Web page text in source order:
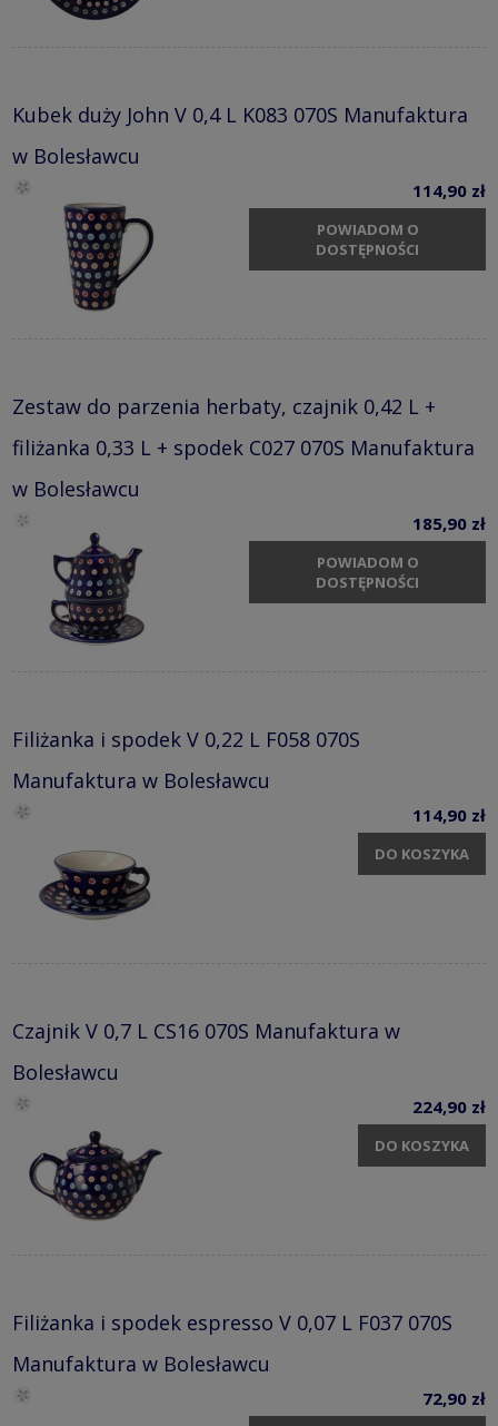
Kubek duży John V 0,4 L K083 070S Manufaktura
w Bolesławcu
114,90 zł
POWIADOM O
DOSTĘPNOŚCI
Zestaw do parzenia herbaty, czajnik 0,42 L +
filiżanka 0,33 L + spodek C027 070S Manufaktura
w Bolesławcu
185,90 zł
POWIADOM O
DOSTĘPNOŚCI
Filiżanka i spodek V 0,22 L F058 070S
Manufaktura w Bolesławcu
114,90 zł
DO KOSZYKA
Czajnik V 0,7 L CS16 070S Manufaktura w
Bolesławcu
224,90 zł
DO KOSZYKA
Filiżanka i spodek espresso V 0,07 L F037 070S
Manufaktura w Bolesławcu
72,90 zł